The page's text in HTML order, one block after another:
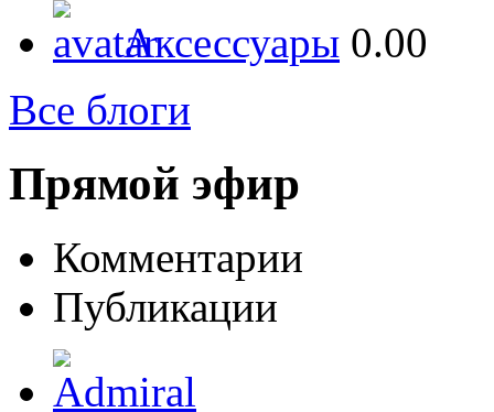
Аксессуары 0.00
Все блоги
Прямой эфир
Комментарии
Публикации